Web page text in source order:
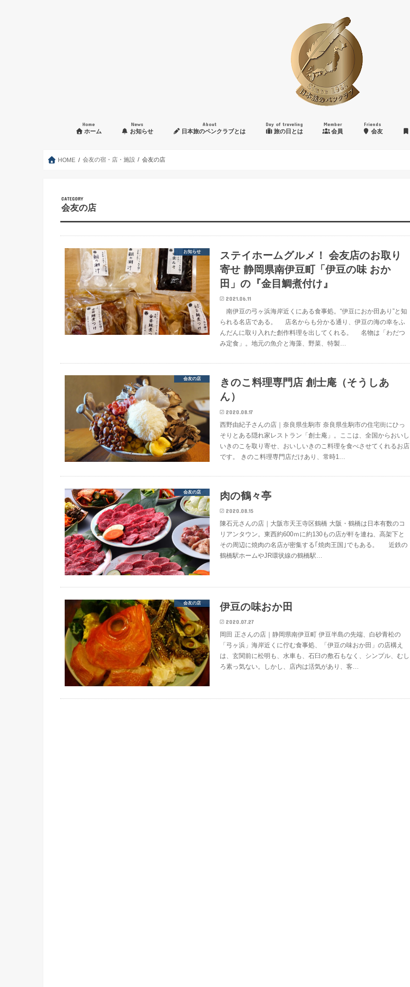
Home
ホーム
News
お知らせ
About
日本旅のペンクラブとは
Day of traveling
旅の日とは
Member
会員
Friends
会友
HOME 会友の宿・店・施設 会友の店
CATEGORY
会友の店
お知らせ
ステイホームグルメ！ 会友店のお取り
寄せ 静岡県南伊豆町「伊豆の味 おか
田」の『金目鯛煮付け』
2021.06.11
南伊豆の弓ヶ浜海岸近くにある食事処。“伊豆におか田あり”と知
られる名店である。 店名からも分かる通り、伊豆の海の幸をふ
んだんに取り入れた創作料理を出してくれる。 名物は「わだつ
み定食」。地元の魚介と海藻、野菜、特製…
会友の店
きのこ料理専門店 創士庵（そうしあ
ん）
2020.08.17
西野由紀子さんの店｜奈良県生駒市 奈良県生駒市の住宅街にひっ
そりとある隠れ家レストラン「創士庵」。ここは、全国からおいし
いきのこを取り寄せ、おいしいきのこ料理を食べさせてくれるお店
です。 きのこ料理専門店だけあり、常時1…
会友の店 肉の鶴々亭
2020.08.15
陳石元さんの店｜大阪市天王寺区鶴橋 大阪・鶴橋は日本有数のコ
リアンタウン。東西約600ｍに約130もの店が軒を連ね、高架下と
その周辺に焼肉の名店が密集する｢焼肉王国｣でもある。 近鉄の
鶴橋駅ホームやJR環状線の鶴橋駅…
会友の店 伊豆の味おか田
2020.07.27
岡田 正さんの店｜静岡県南伊豆町 伊豆半島の先端、白砂青松の
「弓ヶ浜」海岸近くに佇む食事処、「伊豆の味おか田」の店構え
は、玄関前に松明も、水車も、石臼の敷石もなく、シンプル、むし
ろ素っ気ない。しかし、店内は活気があり、客…